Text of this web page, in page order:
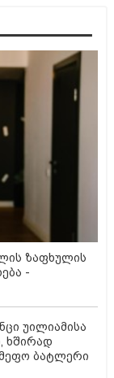
ზაფხულის
-
უილიამისა
ხშირად
ბატლერი